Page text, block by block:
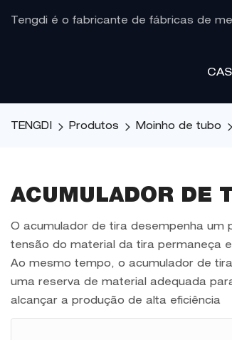
Tengdi é o fabricante de fábricas de
TENGDI Produtos Moinho de tubo
ACUMULADOR DE
O acumulador de tira desempenha um
tensão do material da tira permaneça
Ao mesmo tempo, o acumulador de
uma reserva de material adequada
alcançar a produção de alta eficiência